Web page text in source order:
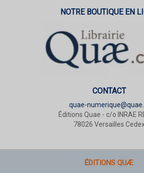
NOTRE BOUTIQUE EN
CONTACT
quae-
Éditions Quae - c/o INRAE
78026 Versailles
ÉDITIONS QUÆ